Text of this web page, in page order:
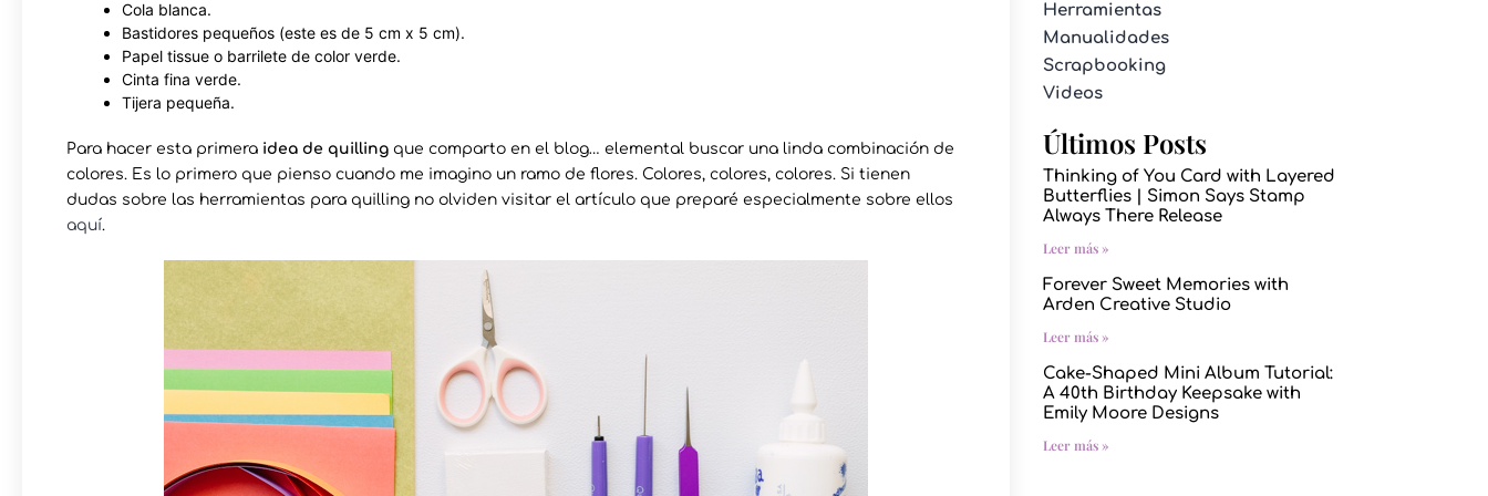
Cola blanca.
Bastidores pequeños (este es de 5 cm x 5 cm).
Papel tissue o barrilete de color verde.
Cinta fina verde.
Tijera pequeña.
Para hacer esta primera idea de quilling que comparto en el blog… elemental buscar una linda combinación de
colores. Es lo primero que pienso cuando me imagino un ramo de flores. Colores, colores, colores. Si tienen
dudas sobre las herramientas para quilling no olviden visitar el artículo que preparé especialmente sobre ellos
aquí.
Herramientas
Manualidades
Scrapbooking
Videos
Últimos Posts
Thinking of You Card with Layered
Butterflies | Simon Says Stamp
Always There Release
Leer más »
Forever Sweet Memories with
Arden Creative Studio
Leer más »
Cake-Shaped Mini Album Tutorial:
A 40th Birthday Keepsake with
Emily Moore Designs
Leer más »